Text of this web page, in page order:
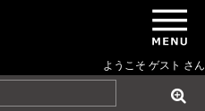
ようこそ ゲスト さん